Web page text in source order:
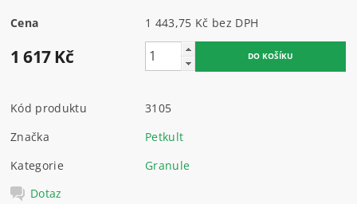
Cena 1 443,75 Kč bez DPH
1 617 Kč
Kód produktu
3105
Značka
Petkult
Kategorie
Granule
Dotaz